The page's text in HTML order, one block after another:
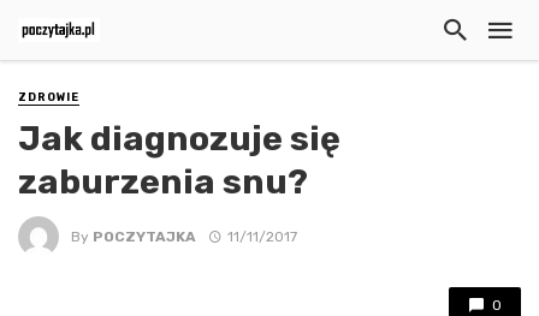
ZDROWIE
Jak diagnozuje się
zaburzenia snu?
By POCZYTAJKA 11/11/2017
0